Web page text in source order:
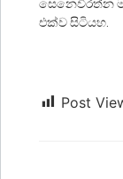
සෙනෙවිරත්න
එක්ව සිටියහ.
Post